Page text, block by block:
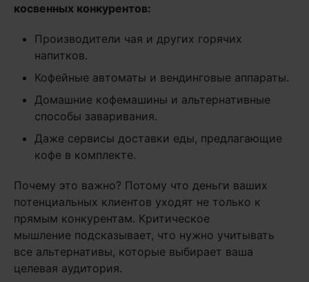
косвенных конкурентов:
Производители чая и других горячих
напитков.
Кофейные автоматы и вендинговые аппараты.
Домашние кофемашины и альтернативные
способы заваривания.
Даже сервисы доставки еды, предлагающие
кофе в комплекте.
Почему это важно? Потому что деньги ваших
потенциальных клиентов уходят не только к
прямым конкурентам. Критическое
мышление подсказывает, что нужно учитывать
все альтернативы, которые выбирает ваша
целевая аудитория.